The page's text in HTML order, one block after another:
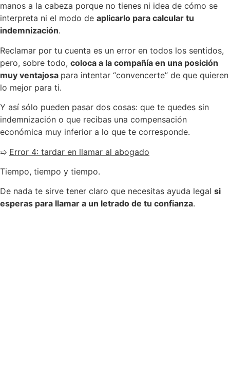
manos a la cabeza porque no tienes ni idea de cómo se
interpreta ni el modo de aplicarlo para calcular tu
indemnización.
Reclamar por tu cuenta es un error en todos los sentidos,
pero, sobre todo, coloca a la compañía en una posición
muy ventajosa para intentar “convencerte” de que quieren
lo mejor para ti.
Y así sólo pueden pasar dos cosas: que te quedes sin
indemnización o que recibas una compensación
económica muy inferior a lo que te corresponde.
➯ Error 4: tardar en llamar al abogado
Tiempo, tiempo y tiempo.
De nada te sirve tener claro que necesitas ayuda legal si
esperas para llamar a un letrado de tu confianza.